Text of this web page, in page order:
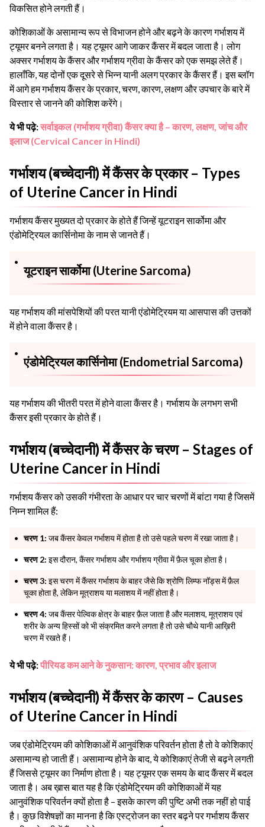
विकसित होने लगती हैं।
कोशिकाओं के असामान्य रूप से विभाजन होने और बढ़ने के कारण गर्भाशय में
ट्यूमर बनने लगता है। यह ट्यूमर आगे जाकर कैंसर में बदल जाता है। लोग
अक्सर गर्भाशय के कैंसर और गर्भाशय ग्रीवा के कैंसर को एक समझ लेते हैं।
हालाँकि, यह दोनों एक दूसरे से भिन्न यानी अलग प्रकार के कैंसर हैं।इस ब्लॉग
में आगे हम गर्भाशय कैंसर के प्रकार, चरण, कारण, लक्षण और उपचार के बारे में
विस्तार से जानने की कोशिश करेंगे।
ये भी पढ़े:सर्वाइकल (गर्भाशय ग्रीवा) कैंसर क्या है – कारण, लक्षण, जांच और
इलाज (Cervical Cancer in Hindi)
गर्भाशय (बच्चेदानी) में कैंसर के प्रकार – Types
of Uterine Cancer in Hindi
गर्भाशय कैंसर मुख्यत दो प्रकार के होते हैं जिन्हें यूटराइन सार्कोमा और
एंडोमेट्रियल कार्सिनोमा के नाम से जानते हैं।
यूटराइन सार्कोमा (Uterine Sarcoma)
यह गर्भाशय की मांसपेशियों की परत यानी एंडोमेट्रियम या आसपास की उत्तकों
में होने वाला कैंसर है।
एंडोमेट्रियल कार्सिनोमा (Endometrial Sarcoma)
यह गर्भाशय की भीतरी परत में होने वाला कैंसर है। गर्भाशय के लगभग सभी
कैंसर इसी प्रकार के होते हैं।
गर्भाशय (बच्चेदानी) में कैंसर के चरण – Stages of
Uterine Cancer in Hindi
गर्भाशय कैंसर को उसकी गंभीरता के आधार पर चार चरणों में बांटा गया है जिसमें
निम्न शामिल हैं:
चरण 1: जब कैंसर केवल गर्भाशय में होता है तो उसे पहले चरण में रखा जाता है।
चरण 2: इस दौरान, कैंसर गर्भाशय और गर्भाशय ग्रीवा में फ़ैल चूका होता है।
चरण 3: इस चरण में कैंसर गर्भाशय के बाहर जैसे कि श्रोणि लिम्फ नॉड्स में फ़ैल
चूका होता है, लेकिन मूत्राशय या मलाशय में नहीं होता है।
चरण 4: जब कैंसर पेल्विक क्षेत्र के बाहर फ़ैल जाता है और मलाशय, मूत्राशय एवं
शरीर के अन्य हिस्सों को भी संक्रमित करने लगता है तो उसे चौथे यानी आख़िरी
चरण में रखते हैं।
ये भी पढ़े:पीरियड कम आने के नुकसान: कारण, प्रभाव और इलाज
गर्भाशय (बच्चेदानी) में कैंसर के कारण – Causes
of Uterine Cancer in Hindi
जब एंडोमेट्रियम की कोशिकाओं में आनुवंशिक परिवर्तन होता है तो वे कोशिकाएं
असामान्य हो जाती हैं। असामान्य होने के बाद, ये कोशिकाएं तेजी से बढ़ने लगती
हैं जिससे ट्यूमर का निर्माण होता है। यह ट्यूमर एक समय के बाद कैंसर में बदल
जाता है। अब ख़ास बात यह है कि एंडोमेट्रियम की कोशिकाओं में यह
आनुवंशिक परिवर्तन क्यों होता है – इसके कारण की पुष्टि अभी तक नहीं हो पाई
है। कुछ विशेषज्ञों का मानना है कि एस्ट्रोजन का स्तर बढ़ने पर गर्भाशय कैंसर